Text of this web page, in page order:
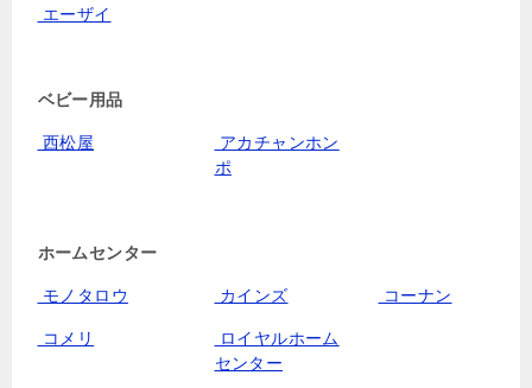
エーザイ
ベビー用品
西松屋
アカチャンホン
ポ
ホームセンター
モノタロウ カインズ コーナン
コメリ
ロイヤルホーム
センター